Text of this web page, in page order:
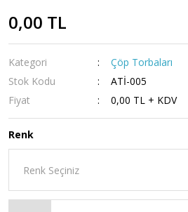
0,00 TL
Kategori
Çöp Torbaları
Stok Kodu
ATİ-005
Fiyat
0,00 TL + KDV
Renk